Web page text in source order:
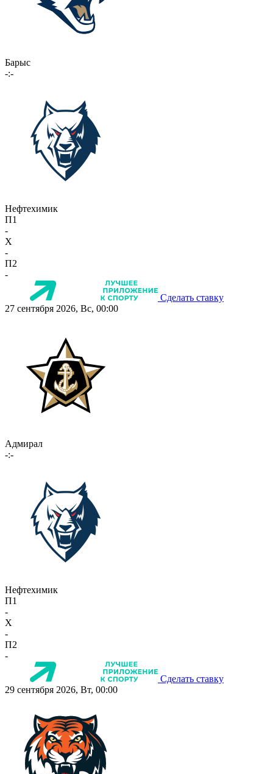
Барыс
-:-
Нефтехимик
П1
-
X
-
П2
-
Сделать ставку
27 сентября 2026, Вс, 00:00
Адмирал
-:-
Нефтехимик
П1
-
X
-
П2
-
Сделать ставку
29 сентября 2026, Вт, 00:00